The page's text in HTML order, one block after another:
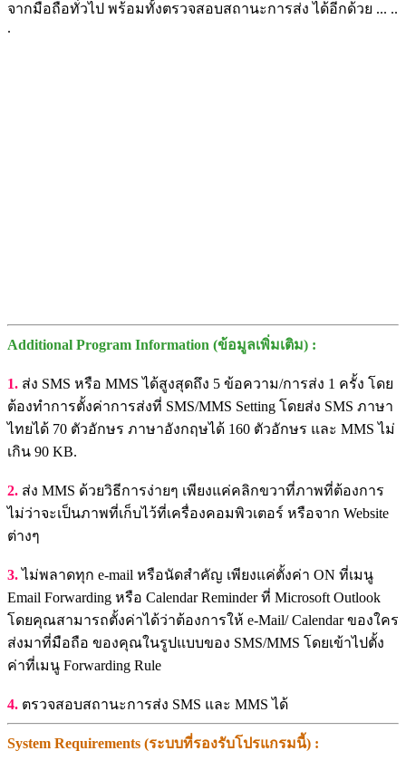
จากมือถือทั่วไป พร้อมทั้งตรวจสอบสถานะการส่ง ได้อีกด้วย ... ..
.
Additional Program Information (ข้อมูลเพิ่มเติม) :
1. ส่ง SMS หรือ MMS ได้สูงสุดถึง 5 ข้อความ/การส่ง 1 ครั้ง โดย
ต้องทำการตั้งค่าการส่งที่ SMS/MMS Setting โดยส่ง SMS ภาษา
ไทยได้ 70 ตัวอักษร ภาษาอังกฤษได้ 160 ตัวอักษร และ MMS ไม่
เกิน 90 KB.
2. ส่ง MMS ด้วยวิธีการง่ายๆ เพียงแค่คลิกขวาที่ภาพที่ต้องการ
ไม่ว่าจะเป็นภาพที่เก็บไว้ที่เครื่องคอมพิวเตอร์ หรือจาก Website
ต่างๆ
3. ไม่พลาดทุก e-mail หรือนัดสำคัญ เพียงแค่ตั้งค่า ON ที่เมนู
Email Forwarding หรือ Calendar Reminder ที่ Microsoft Outlook
โดยคุณสามารถตั้งค่าได้ว่าต้องการให้ e-Mail/ Calendar ของใคร
ส่งมาที่มือถือ ของคุณในรูปแบบของ SMS/MMS โดยเข้าไปตั้ง
ค่าที่เมนู Forwarding Rule
4. ตรวจสอบสถานะการส่ง SMS และ MMS ได้
System Requirements (ระบบที่รองรับโปรแกรมนี้) :